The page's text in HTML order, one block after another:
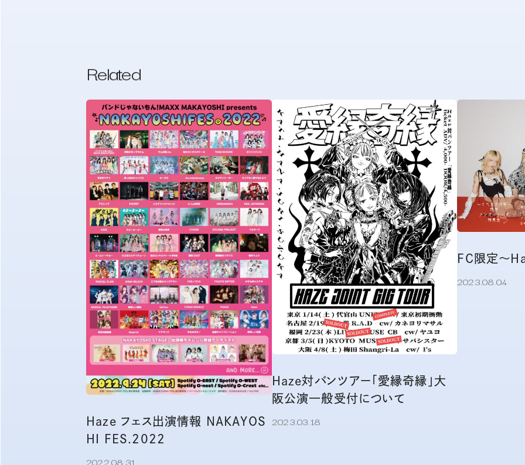
Related
Haze フェス出演情報 NAKAYOS
HI FES.2022
2022.08.31
Haze対バンツアー「愛縁奇縁」大
阪公演一般受付について
2023.03.18
FC限定〜
2023.08.04